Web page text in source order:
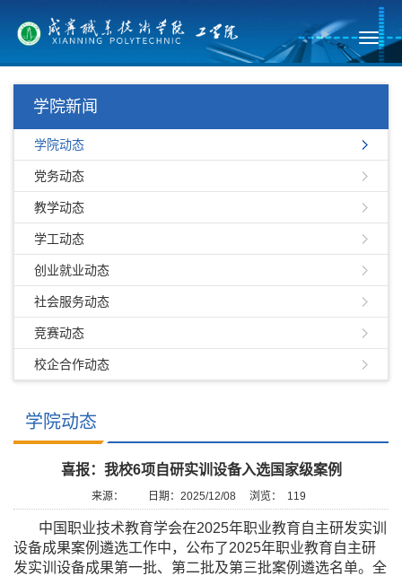
学院新闻
学院动态
党务动态
教学动态
学工动态
创业就业动态
社会服务动态
竞赛动态
校企合作动态
学院动态
喜报：我校6项自研实训设备入选国家级案例
来源： 日期：2025/12/08 浏览： 119
中国职业技术教育学会在2025年职业教育自主研发实训
设备成果案例遴选工作中，公布了2025年职业教育自主研
发实训设备成果第一批、第二批及第三批案例遴选名单。全